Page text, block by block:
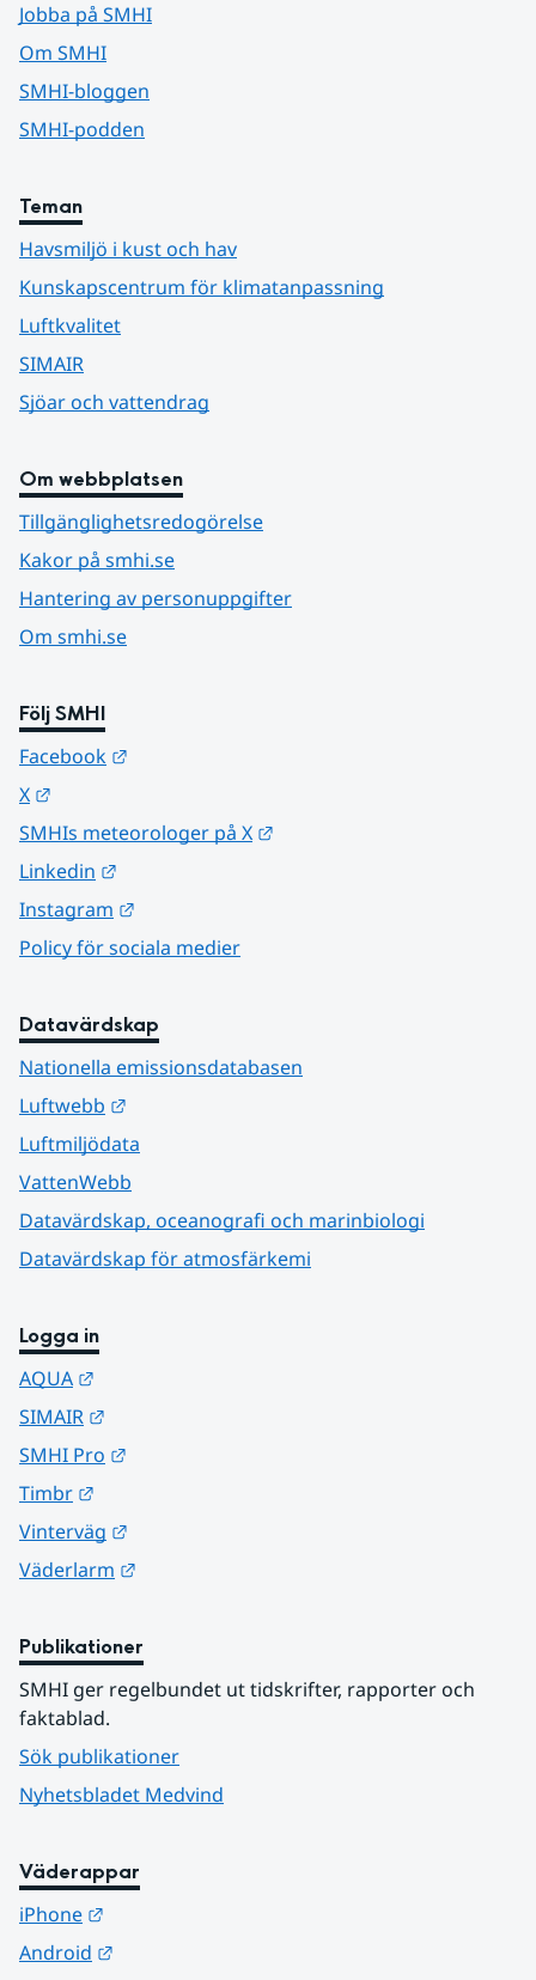
Jobba på SMHI
Om SMHI
SMHI-bloggen
SMHI-podden
Teman
Havsmiljö i kust och hav
Kunskapscentrum för klimatanpassning
Luftkvalitet
SIMAIR
Sjöar och vattendrag
Om webbplatsen
Tillgänglighetsredogörelse
Kakor på smhi.se
Hantering av personuppgifter
Om smhi.se
Följ SMHI
Facebook
X
SMHIs meteorologer på X
Linkedin
Instagram
Policy för sociala medier
Datavärdskap
Nationella emissionsdatabasen
Luftwebb
Luftmiljödata
VattenWebb
Datavärdskap, oceanografi och marinbiologi
Datavärdskap för atmosfärkemi
Logga in
AQUA
SIMAIR
SMHI Pro
Timbr
Vinterväg
Väderlarm
Publikationer
SMHI ger regelbundet ut tidskrifter, rapporter och
faktablad.
Sök publikationer
Nyhetsbladet Medvind
Väderappar
iPhone
Android